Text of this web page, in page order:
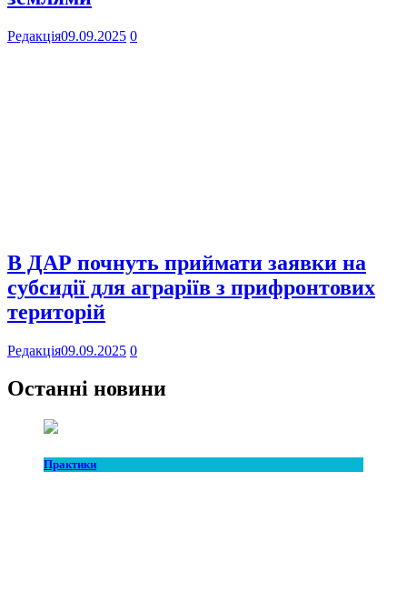
Редакція09.09.2025 0
В ДАР почнуть приймати заявки на
субсидії для аграріїв з прифронтових
територій
Редакція09.09.2025 0
Останні новини
Практики